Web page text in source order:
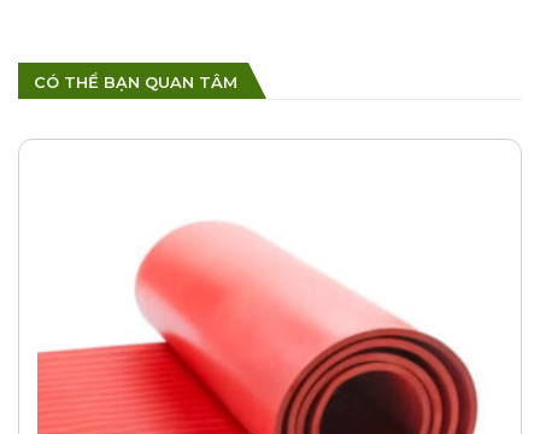
CÓ THỂ BẠN QUAN TÂM